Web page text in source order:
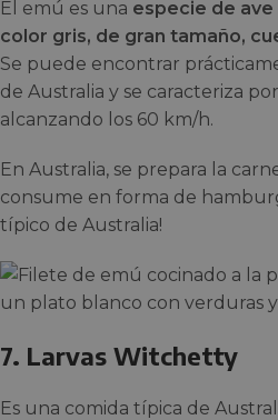
El emú es una especie de ave
color gris, de gran tamaño,
Se puede encontrar
de Australia y se caracteriza
alcanzando los 60 km/h.
En Australia, se prepara la
consume en forma de
típico de Australia!
7. Larvas Witchetty
Es una comida típica de